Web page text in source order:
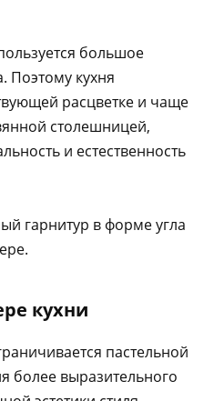
большое
Поэтому кухня
расцветке и чаще
столешницей,
и естественность
гарнитур в форме угла
кухни
пастельной
более выразительного